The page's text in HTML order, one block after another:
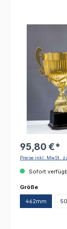
95,80 €*
Preise inkl. MwSt.
Sofort
Größe
462mm